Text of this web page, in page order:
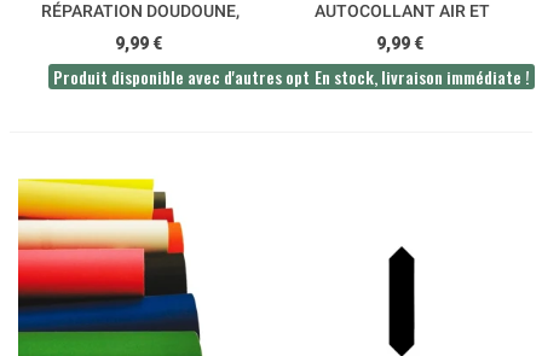
RÉPARATION DOUDOUNE,
VÊTEMENT ET TISSU
9,99 €
Produit disponible avec d'autres options
AUTOCOLLANT AIR ET
AVENTURE
9,99 €
En stock, livraison immédiate !